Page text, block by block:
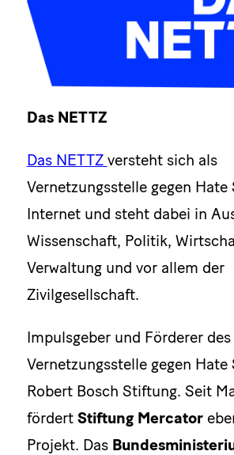
Das NETTZ
Das NETTZ versteht sich als
Vernetzungsstelle gegen Hate
Internet und steht dabei in
Wissenschaft, Politik,
Verwaltung und vor allem der
Zivilgesellschaft.
Impulsgeber und Förderer des
Vernetzungsstelle gegen Hate
Robert Bosch Stiftung. Seit
fördert Stiftung Mercator
Projekt. Das